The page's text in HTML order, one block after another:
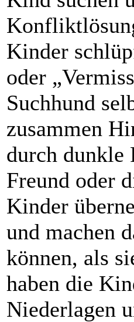
Kinder
oder
Suchhund
zusammen
durch dunkle
Freund oder
Kinder
und machen
können, als
haben die
Niederlagen